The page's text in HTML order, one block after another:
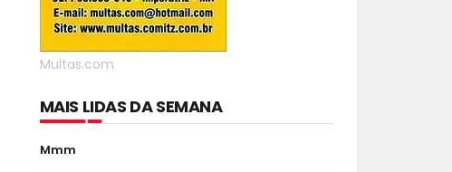
Multas.com
MAIS LIDAS DA SEMANA
Mmm